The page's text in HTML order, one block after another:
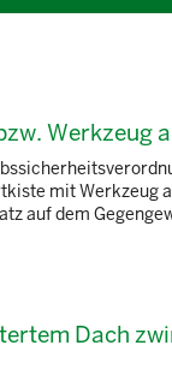
Werkzeug
mit Werkzeug
auf dem
Dach